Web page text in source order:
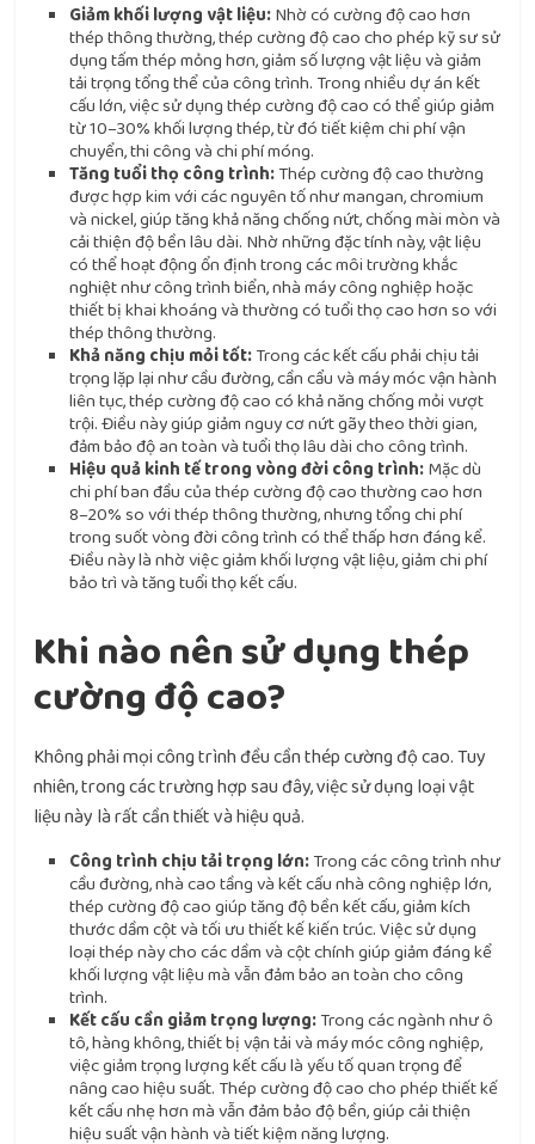
Giảm khối lượng vật liệu:Nhờ có cường độ cao hơn
thép thông thường, thép cường độ cao cho phép kỹ sư sử
dụng tấm thép mỏng hơn, giảm số lượng vật liệu và giảm
tải trọng tổng thể của công trình. Trong nhiều dự án kết
cấu lớn, việc sử dụng thép cường độ cao có thể giúp giảm
từ 10–30% khối lượng thép, từ đó tiết kiệm chi phí vận
chuyển, thi công và chi phí móng.
Tăng tuổi thọ công trình:Thép cường độ cao thường
được hợp kim với các nguyên tố như mangan, chromium
và nickel, giúp tăng khả năng chống nứt, chống mài mòn và
cải thiện độ bền lâu dài. Nhờ những đặc tính này, vật liệu
có thể hoạt động ổn định trong các môi trường khắc
nghiệt như công trình biển, nhà máy công nghiệp hoặc
thiết bị khai khoáng và thường có tuổi thọ cao hơn so với
thép thông thường.
Khả năng chịu mỏi tốt:Trong các kết cấu phải chịu tải
trọng lặp lại như cầu đường, cần cẩu và máy móc vận hành
liên tục, thép cường độ cao có khả năng chống mỏi vượt
trội. Điều này giúp giảm nguy cơ nứt gãy theo thời gian,
đảm bảo độ an toàn và tuổi thọ lâu dài cho công trình.
Hiệu quả kinh tế trong vòng đời công trình:Mặc dù
chi phí ban đầu của thép cường độ cao thường cao hơn
8–20% so với thép thông thường, nhưng tổng chi phí
trong suốt vòng đời công trình có thể thấp hơn đáng kể.
Điều này là nhờ việc giảm khối lượng vật liệu, giảm chi phí
bảo trì và tăng tuổi thọ kết cấu.
Khi nào nên sử dụng thép
cường độ cao?
Không phải mọi công trình đều cần thép cường độ cao. Tuy
nhiên, trong các trường hợp sau đây, việc sử dụng loại vật
liệu này là rất cần thiết và hiệu quả.
Công trình chịu tải trọng lớn:Trong các công trình như
cầu đường, nhà cao tầng và kết cấu nhà công nghiệp lớn,
thép cường độ cao giúp tăng độ bền kết cấu, giảm kích
thước dầm cột và tối ưu thiết kế kiến trúc. Việc sử dụng
loại thép này cho các dầm và cột chính giúp giảm đáng kể
khối lượng vật liệu mà vẫn đảm bảo an toàn cho công
trình.
Kết cấu cần giảm trọng lượng:Trong các ngành như ô
tô, hàng không, thiết bị vận tải và máy móc công nghiệp,
việc giảm trọng lượng kết cấu là yếu tố quan trọng để
nâng cao hiệu suất. Thép cường độ cao cho phép thiết kế
kết cấu nhẹ hơn mà vẫn đảm bảo độ bền, giúp cải thiện
hiệu suất vận hành và tiết kiệm năng lượng.